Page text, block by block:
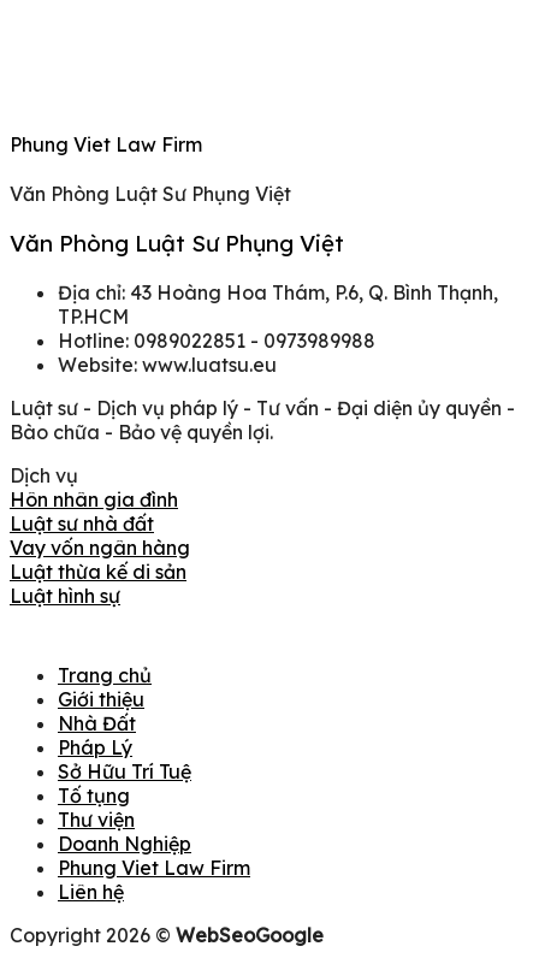
Phung Viet Law Firm
Văn Phòng Luật Sư Phụng Việt
Văn Phòng Luật Sư Phụng Việt
Địa chỉ: 43 Hoàng Hoa Thám, P.6, Q. Bình Thạnh,
TP.HCM
Hotline: 0989022851 - 0973989988
Website: www.luatsu.eu
Luật sư - Dịch vụ pháp lý - Tư vấn - Đại diện ủy quyền -
Bào chữa - Bảo vệ quyền lợi.
Dịch vụ
Hôn nhân gia đình
Luật sư nhà đất
Vay vốn ngân hàng
Luật thừa kế di sản
Luật hình sự
Trang chủ
Giới thiệu
Nhà Đất
Pháp Lý
Sở Hữu Trí Tuệ
Tố tụng
Thư viện
Doanh Nghiệp
Phung Viet Law Firm
Liên hệ
Copyright 2026 © WebSeoGoogle